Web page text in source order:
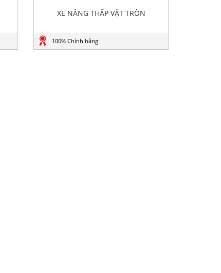
XE NÂNG THẤP VẬT TRÒN
100% Chính hãng